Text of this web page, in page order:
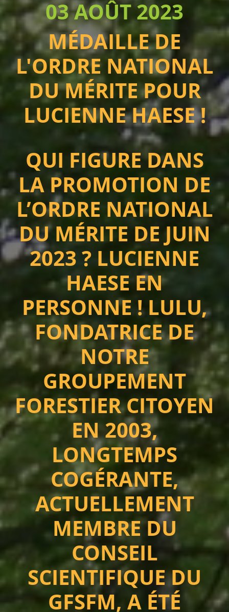
03 AOÛT 2023
MÉDAILLE DE
L'ORDRE NATIONAL
DU MÉRITE POUR
LUCIENNE HAESE !
QUI FIGURE DANS
LA PROMOTION DE
L’ORDRE NATIONAL
DU MÉRITE DE JUIN
2023 ? LUCIENNE
HAESE EN
PERSONNE ! LULU,
FONDATRICE DE
NOTRE
GROUPEMENT
FORESTIER CITOYEN
EN 2003,
LONGTEMPS
COGÉRANTE,
ACTUELLEMENT
MEMBRE DU
CONSEIL
SCIENTIFIQUE DU
GFSFM, A ÉTÉ